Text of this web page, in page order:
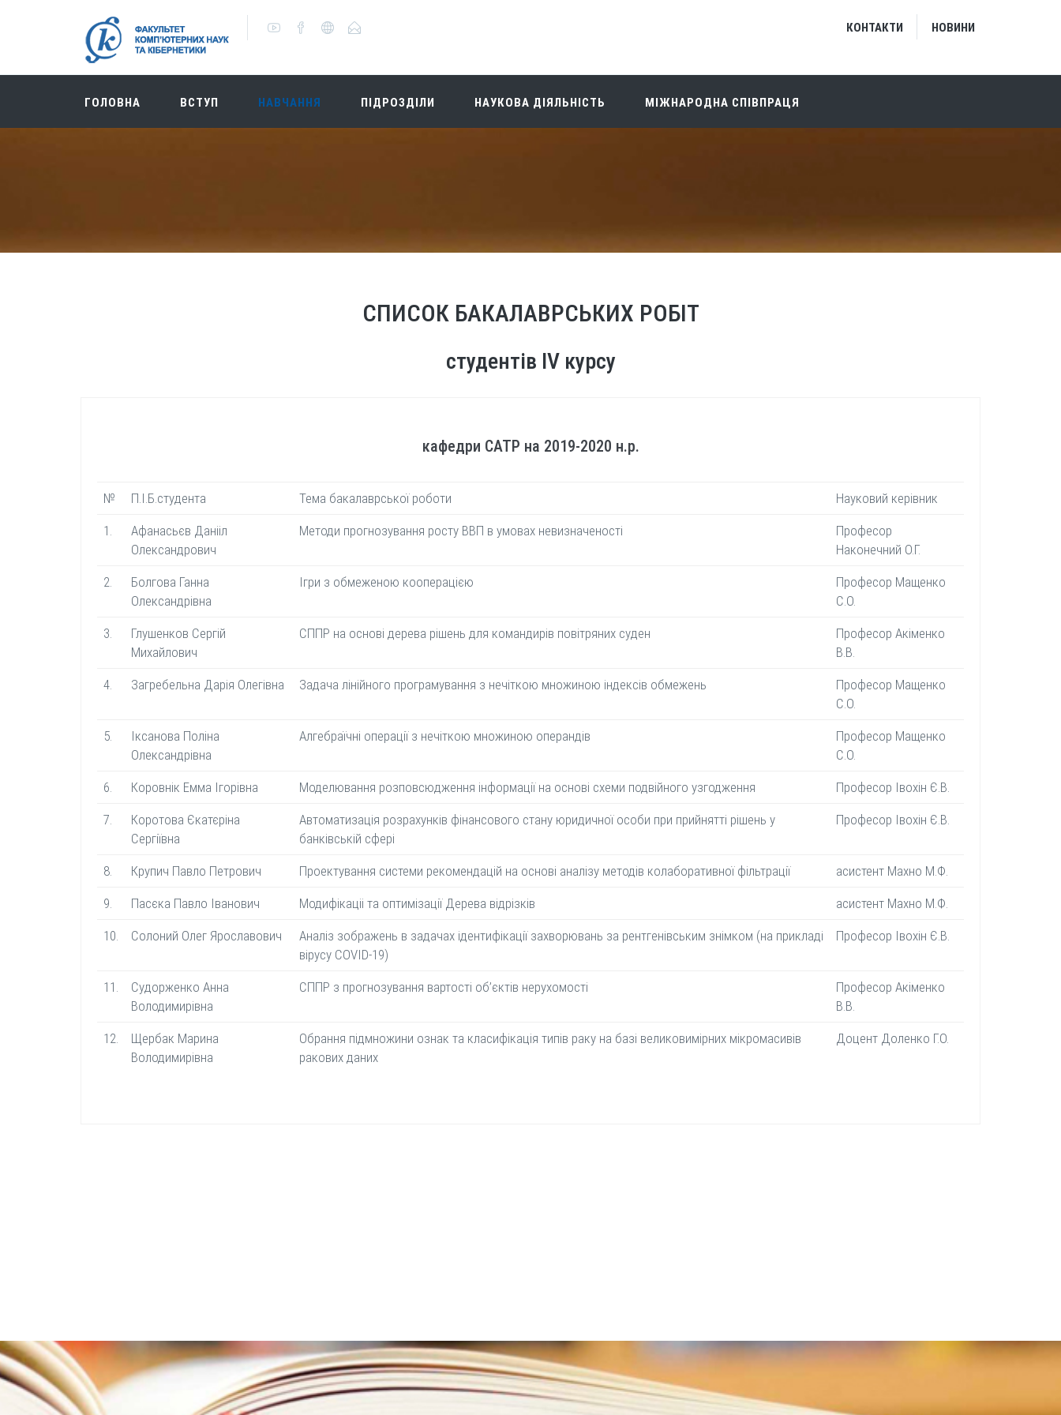
КОНТАКТИ НОВИНИ
ГОЛОВНА ВСТУП НАВЧАННЯ ПІДРОЗДІЛИ НАУКОВА ДІЯЛЬНІСТЬ МІЖНАРОДНА СПІВПРАЦЯ
СПИСОК БАКАЛАВРСЬКИХ РОБІТ
студентів ІV курсу
кафедри САТР на 2019-2020 н.р.
№ П.І.Б.студента Тема бакалаврської роботи Науковий керівник
1.
Афанасьєв Данііл
Олександрович
Методи прогнозування росту ВВП в умовах невизначеності
Професор
Наконечний О.Г.
2.
Болгова Ганна
Олександрівна
Ігри з обмеженою кооперацією
Професор Мащенко
С.О.
3.
Глушенков Сергій
Михайлович
СППР на основі дерева рішень для командирів повітряних суден
Професор Акіменко
В.В.
4. Загребельна Дарія Олегівна Задача лінійного програмування з нечіткою множиною індексів обмежень
Професор Мащенко
С.О.
5.
Іксанова Поліна
Олександрівна
Алгебраїчні операції з нечіткою множиною операндів
Професор Мащенко
С.О.
6. Коровнік Емма Ігорівна Моделювання розповсюдження інформації на основі схеми подвійного узгодження Професор Івохін Є.В.
7.
Коротова Єкатєріна
Сергіївна
Автоматизація розрахунків фінансового стану юридичної особи при прийнятті рішень у
банківській сфері
Професор Івохін Є.В.
8. Крупич Павло Петрович Проектування системи рекомендацій на основі аналізу методів колаборативної фільтрації асистент Махно М.Ф.
9. Пасєка Павло Іванович Модифікаціі та оптимізації Дерева відрізків асистент Махно М.Ф.
10. Солоний Олег Ярославович
Аналіз зображень в задачах ідентифікації захворювань за рентгенівським знімком (на прикладі
вірусу COVID-19)
Професор Івохін Є.В.
11.
Судорженко Анна
Володимирівна
СППР з прогнозування вартості об’єктів нерухомості
Професор Акіменко
В.В.
12.
Щербак Марина
Володимирівна
Обрання підмножини ознак та класифікація типів раку на базі великовимірних мікромасивів
ракових даних
Доцент Доленко Г.О.